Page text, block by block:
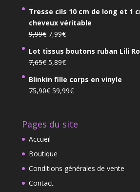
initial
était :
14,90€.
actuel
est :
Tresse cils 10 cm de long et 1
cheveux véritable
9,99€ Le
initial
était :
9,99€.
7,99€Le
actuel
est :
7,99€.
Lot tissus boutons ruban Lili
7,65€ Le
initial
était :
5,89€Le
actuel
est :
Blinkin fille corps en vinyle
75,90€ Le
était :
59,99€Le
est :
Pages du site
Accueil
Boutique
Conditions générales de vente
Contact